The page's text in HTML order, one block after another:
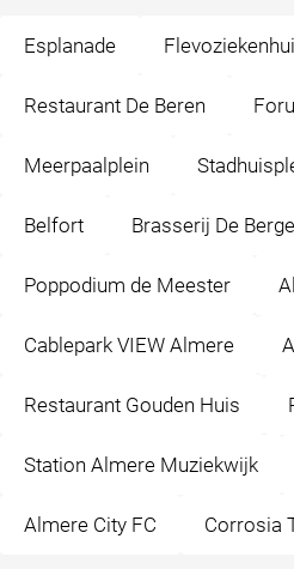
Esplanade
Restaurant De Beren
Meerpaalplein
Belfort Brasserij De
Poppodium de Meester
Cablepark VIEW Almere
Restaurant Gouden Huis
Station Almere Muziekwijk
Almere City FC Corrosia